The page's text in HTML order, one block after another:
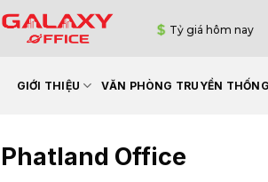
Tỷ giá hôm nay
GIỚI THIỆU VĂN PHÒNG TRUYỀN
Phatland Office